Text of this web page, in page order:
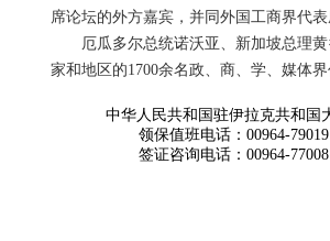
席论坛的外方嘉宾，并同外国工商界代表
厄瓜多尔总统诺沃亚、新加坡总理
家和地区的1700余名政、商、学、媒体界
中华人民共和国驻伊拉克共和国
领保值班电话：00964-
签证咨询电话：00964-